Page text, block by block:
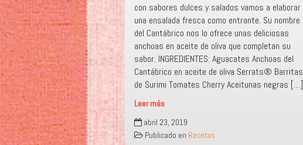
con sabores dulces y salados vamos a elaborar
una ensalada fresca como entrante. Su nombre
del Cantábrico nos lo ofrece unas deliciosas
anchoas en aceite de oliva que completan su
sabor. INGREDIENTES: Aguacates Anchoas del
Cantábrico en aceite de oliva Serrats® Barritas
de Surimi Tomates Cherry Aceitunas negras […]
Leer más
«ENSALADA
VERDE
DEL
abril 23, 2019
Publicado en Recetas